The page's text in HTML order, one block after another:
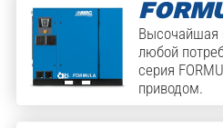
Высочайшая
любой
серия
приводом.